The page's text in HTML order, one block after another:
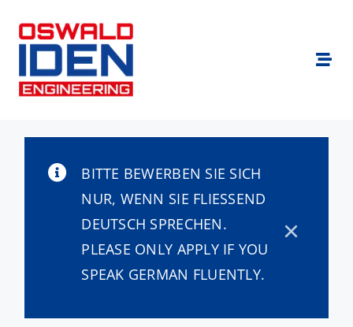
Inhalt
Für Bewerber
BITTE BEWERBEN SIE SICH
NUR, WENN SIE FLIESSEND D
EUTSCH SPRECHEN.
PLEASE ONLY APPLY IF YOU
SPEAK GERMAN FLUENTLY.
×